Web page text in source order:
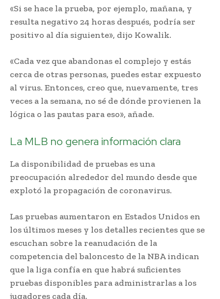
«Si se hace la prueba, por ejemplo, mañana, y
resulta negativo 24 horas después, podría ser
positivo al día siguiente», dijo Kowalik.
«Cada vez que abandonas el complejo y estás
cerca de otras personas, puedes estar expuesto
al virus. Entonces, creo que, nuevamente, tres
veces a la semana, no sé de dónde provienen la
lógica o las pautas para eso», añade.
La MLB no genera información clara
La disponibilidad de pruebas es una
preocupación alrededor del mundo desde que
explotó la propagación de coronavirus.
Las pruebas aumentaron en Estados Unidos en
los últimos meses y los detalles recientes que se
escuchan sobre la reanudación de la
competencia del baloncesto de la NBA indican
que la liga confía en que habrá suficientes
pruebas disponibles para administrarlas a los
jugadores cada día.